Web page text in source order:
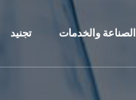
الصناعة والخدمات تجنيد